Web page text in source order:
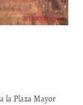
la Plaza Mayor